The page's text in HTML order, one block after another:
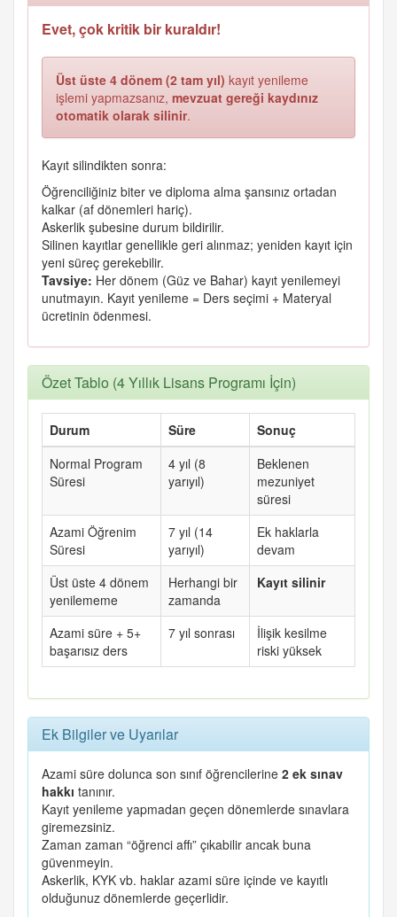
Evet, çok kritik bir kuraldır!
Üst üste 4 dönem (2 tam yıl) kayıt yenileme
işlemi yapmazsanız, mevzuat gereği kaydınız
otomatik olarak silinir.
Kayıt silindikten sonra:
Öğrenciliğiniz biter ve diploma alma şansınız ortadan
kalkar (af dönemleri hariç).
Askerlik şubesine durum bildirilir.
Silinen kayıtlar genellikle geri alınmaz; yeniden kayıt için
yeni süreç gerekebilir.
Tavsiye: Her dönem (Güz ve Bahar) kayıt yenilemeyi
unutmayın. Kayıt yenileme = Ders seçimi + Materyal
ücretinin ödenmesi.
Özet Tablo (4 Yıllık Lisans Programı İçin)
Durum Süre
Sonuç
Normal Program
Süresi
4 yıl (8
yarıyıl)
Beklenen
mezuniyet
süresi
Azami Öğrenim
Süresi
7 yıl (14
yarıyıl)
Ek haklarla
devam
Üst üste 4 dönem
yenilememe
Herhangi bir
zamanda
Kayıt silinir
Azami süre + 5+
başarısız ders
7 yıl sonrası
İlişik kesilme
riski yüksek
Ek Bilgiler ve Uyarılar
Azami süre dolunca son sınıf öğrencilerine 2 ek sınav
hakkı tanınır.
Kayıt yenileme yapmadan geçen dönemlerde sınavlara
giremezsiniz.
Zaman zaman “öğrenci affı” çıkabilir ancak buna
güvenmeyin.
Askerlik, KYK vb. haklar azami süre içinde ve kayıtlı
olduğunuz dönemlerde geçerlidir.